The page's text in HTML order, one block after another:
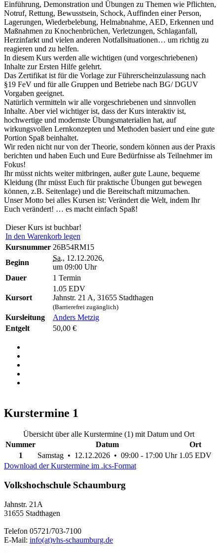
Einführung, Demonstration und Übungen zu Themen wie Pflichten,
Notruf, Rettung, Bewusstsein, Schock, Auffinden einer Person,
Lagerungen, Wiederbelebung, Helmabnahme, AED, Erkennen und
Maßnahmen zu Knochenbrüchen, Verletzungen, Schlaganfall,
Herzinfarkt und vielen anderen Notfallsituationen… um richtig zu
reagieren und zu helfen.
In diesem Kurs werden alle wichtigen (und vorgeschriebenen)
Inhalte zur Ersten Hilfe gelehrt.
Das Zertifikat ist für die Vorlage zur Führerscheinzulassung nach
§19 FeV und für alle Gruppen und Betriebe nach BG/ DGUV
Vorgaben geeignet.
Natürlich vermitteln wir alle vorgeschriebenen und sinnvollen
Inhalte. Aber viel wichtiger ist, dass der Kurs interaktiv ist,
hochwertige und modernste Übungsmaterialien hat, auf
wirkungsvollen Lernkonzepten und Methoden basiert und eine gute
Portion Spaß beinhaltet.
Wir reden nicht nur von der Theorie, sondern können aus der Praxis
berichten und haben Euch und Eure Bedürfnisse als Teilnehmer im
Fokus!
Ihr müsst nichts weiter mitbringen, außer gute Laune, bequeme
Kleidung (Ihr müsst Euch für praktische Übungen gut bewegen
können, z.B. Seitenlage) und die Bereitschaft mitzumachen.
Unser Motto bei alles Kursen ist: Verändert die Welt, indem Ihr
Euch verändert! … es macht einfach Spaß!
Dieser Kurs ist buchbar!
In den Warenkorb legen
Kursnummer 26B54RM15
Beginn
Sa., 12.12.2026,
um 09:00 Uhr
Dauer
1 Termin
Kursort
1.05 EDV
Jahnstr. 21 A, 31655 Stadthagen
(Barrierefrei zugänglich)
Kursleitung
Anders Metzig
Entgelt
50,00 €
Kurstermine 1
Übersicht über alle Kurstermine (1) mit Datum und Ort
Nummer
Datum
Ort
1
Samstag • 12.12.2026 • 09:00 - 17:00 Uhr 1.05 EDV
Download der Kurstermine im .ics-Format
Volkshochschule Schaumburg
Jahnstr. 21A
31655 Stadthagen
Telefon 05721/703-7100
E-Mail: info(at)vhs-schaumburg.de